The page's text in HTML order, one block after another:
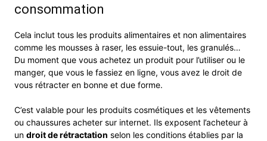
consommation
Cela inclut tous les produits alimentaires et non alimentaires
comme les mousses à raser, les essuie-tout, les granulés…
Du moment que vous achetez un produit pour l’utiliser ou le
manger, que vous le fassiez en ligne, vous avez le droit de
vous rétracter en bonne et due forme.
C’est valable pour les produits cosmétiques et les vêtements
ou chaussures acheter sur internet. Ils exposent l’acheteur à
un droit de rétractation selon les conditions établies par la